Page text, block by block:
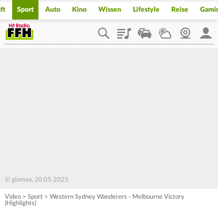
Sport Auto Kino Wissen Lifestyle Reise
PlaylistStaupilotWetterWebcam
© glomex, 20.05.2025
Video > Sport > Western Sydney Wanderers - Melbourne Victory
(Highlights)